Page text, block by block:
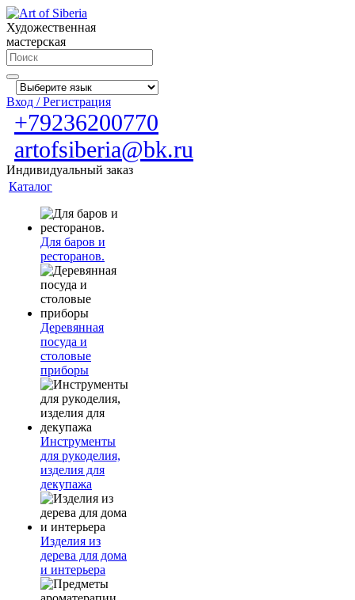
Художественная
мастерская
Вход / Регистрация
+79236200770
artofsiberia@bk.ru
Индивидуальный заказ
Каталог
Для баров и
ресторанов.
Деревянная
посуда и
столовые
приборы
Инструменты
для рукоделия,
изделия для
декупажа
Изделия из
дерева для дома
и интерьера